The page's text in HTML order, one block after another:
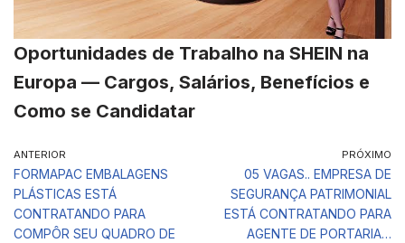
Oportunidades de Trabalho na SHEIN na
Europa — Cargos, Salários, Benefícios e
Como se Candidatar
ANTERIOR
FORMAPAC EMBALAGENS
PLÁSTICAS ESTÁ
CONTRATANDO PARA
COMPÔR SEU QUADRO DE
PRÓXIMO
05 VAGAS.. EMPRESA DE
SEGURANÇA PATRIMONIAL
ESTÁ CONTRATANDO PARA
AGENTE DE PORTARIA…